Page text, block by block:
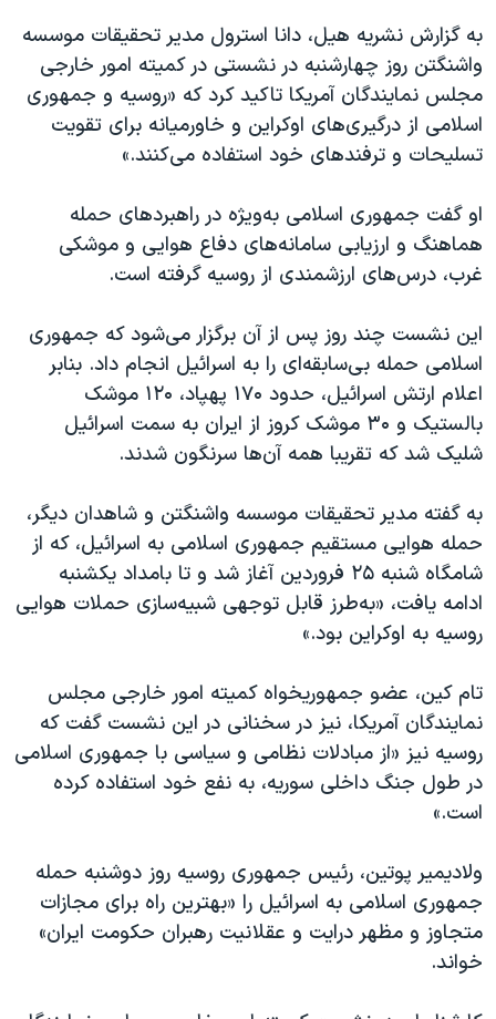
اسرائیل در جنگ
نرگس محمدی برنده جایزه نوبل صلح
همایش محافظه‌کاران آمریکا «سی‌پک»
صفحه‌های ویژه
به گزارش نشریه هیل، دانا استرول مدیر تحقیقات موسسه
واشنگتن روز چهارشنبه در نشستی در کمیته امور خارجی
مجلس نمایندگان آمریکا تاکید کرد که «روسیه و جمهوری
اسلامی از درگیری‌های اوکراین و خاورمیانه برای تقویت
تسلیحات و ترفند‌های خود استفاده می‌کنند.»
او گفت جمهوری اسلامی به‌ویژه در راهبردهای حمله
هماهنگ و ارزیابی سامانه‌های دفاع هوایی و موشکی
غرب، درس‌های ارزشمندی از روسیه گرفته است.
این نشست چند روز پس از آن برگزار می‌شود که جمهوری
اسلامی حمله بی‌سابقه‌ای را به اسرائیل انجام داد. بنابر
اعلام ارتش اسرائیل، حدود ۱۷۰ پهپاد، ۱۲۰ موشک
بالستیک و ۳۰ موشک کروز از ایران به سمت اسرائیل
شلیک شد که تقریبا همه آن‌ها سرنگون شدند.
به گفته مدیر تحقیقات موسسه واشنگتن و شاهدان دیگر،
حمله هوایی مستقیم جمهوری اسلامی به اسرائیل، که از
شامگاه شنبه ۲۵ فروردین آغاز شد و تا بامداد یکشنبه
ادامه یافت، «به‌طرز قابل توجهی شبیه‌سازی حملات هوایی
روسیه به اوکراین بود.»
تام کین، عضو جمهوریخواه کمیته امور خارجی مجلس
نمایندگان آمریکا، نیز در سخنانی در این نشست گفت که
روسیه نیز «از مبادلات نظامی و سیاسی با جمهوری اسلامی
در طول جنگ داخلی سوریه، به نفع خود استفاده کرده
است.»
ولادیمیر پوتین، رئیس جمهوری روسیه روز دوشنبه حمله
جمهوری اسلامی به اسرائیل را «بهترین راه برای مجازات
متجاوز و مظهر درایت و عقلانیت رهبران حکومت ایران»
خواند.